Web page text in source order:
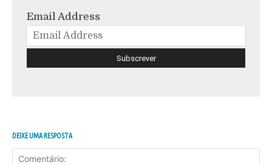
Email Address
DEIXE UMA RESPOSTA